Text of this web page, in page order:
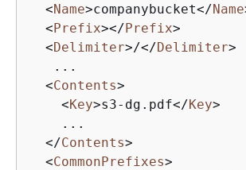
<Name>companybucket</Name
<Prefix></Prefix>
<Delimiter>/</Delimiter>
   ...
<Contents>
<Key>s3-dg.pdf</Key>
    ...
</Contents>
<CommonPrefixes>